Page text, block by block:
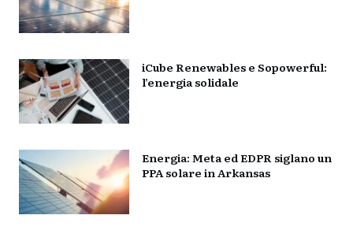
iCube Renewables e Sopowerful:
l’energia solidale
Energia: Meta ed EDPR siglano un
PPA solare in Arkansas